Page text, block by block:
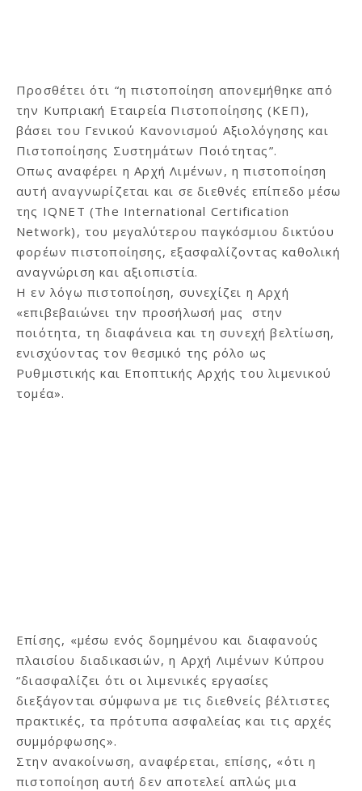
Προσθέτει ότι “η πιστοποίηση απονεμήθηκε από
την Κυπριακή Εταιρεία Πιστοποίησης (ΚΕΠ),
βάσει του Γενικού Κανονισμού Αξιολόγησης και
Πιστοποίησης Συστημάτων Ποιότητας”.
Οπως αναφέρει η Αρχή Λιμένων, η πιστοποίηση
αυτή αναγνωρίζεται και σε διεθνές επίπεδο μέσω
της IQNET (The International Certification
Network), του μεγαλύτερου παγκόσμιου δικτύου
φορέων πιστοποίησης, εξασφαλίζοντας καθολική
αναγνώριση και αξιοπιστία.
Η εν λόγω πιστοποίηση, συνεχίζει η Αρχή
«επιβεβαιώνει την προσήλωσή μας στην
ποιότητα, τη διαφάνεια και τη συνεχή βελτίωση,
ενισχύοντας τον θεσμικό της ρόλο ως
Ρυθμιστικής και Εποπτικής Αρχής του λιμενικού
τομέα».
Επίσης, «μέσω ενός δομημένου και διαφανούς
πλαισίου διαδικασιών, η Αρχή Λιμένων Κύπρου
“διασφαλίζει ότι οι λιμενικές εργασίες
διεξάγονται σύμφωνα με τις διεθνείς βέλτιστες
πρακτικές, τα πρότυπα ασφαλείας και τις αρχές
συμμόρφωσης».
Στην ανακοίνωση, αναφέρεται, επίσης, «ότι η
πιστοποίηση αυτή δεν αποτελεί απλώς μια